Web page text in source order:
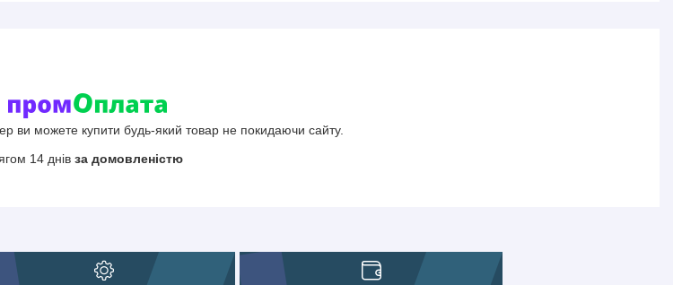
ви можете купити будь-який товар не покидаючи сайту.
14 днів за домовленістю